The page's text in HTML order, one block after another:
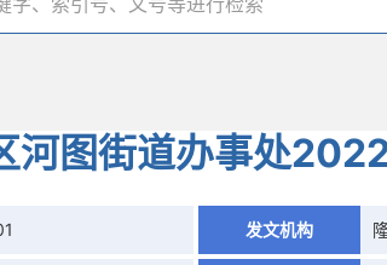
河图街道办事处
发文机构